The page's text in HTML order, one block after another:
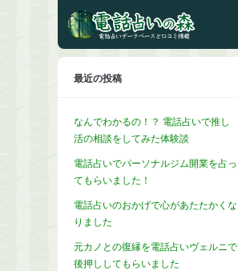
最近の投稿
なんでわかるの！？ 電話占いで推し
活の相談をしてみた体験談
電話占いでパーソナルジム開業を占っ
てもらいました！
電話占いのおかげで心があたたかくな
りました
元カノとの復縁を電話占いヴェルニで
後押ししてもらいました